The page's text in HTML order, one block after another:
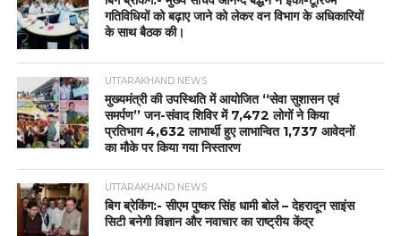
गतिविधियों को बढ़ाए जाने को लेकर वन विभाग के अधिकारियों
के साथ बैठक की।
UTTARAKHAND NEWS
मुख्यमंत्री की उपस्थिति में आयोजित ‘‘सेवा सुशासन एवं
समर्पण’’ जन-संवाद शिविर में 7,472 लोगों ने किया
प्रतिभाग 4,632 लाभार्थी हुए लाभान्वित 1,737 आवेदनों
का मौके पर किया गया निस्तारण
UTTARAKHAND NEWS
बिग ब्रेकिंग:- सीएम पुष्कर सिंह धामी बोले – देहरादून साइंस
सिटी बनेगी विज्ञान और नवाचार का राष्ट्रीय केंद्र